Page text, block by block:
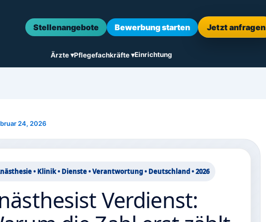
Ärzte ▾Pflegefachkräfte ▾Einrichtung
Stellenangebote Bewerbung starten Jetzt anfragen
24, 2026
• Klinik • Dienste • Verantwortung • Deutschland • 2026
Verdienst: